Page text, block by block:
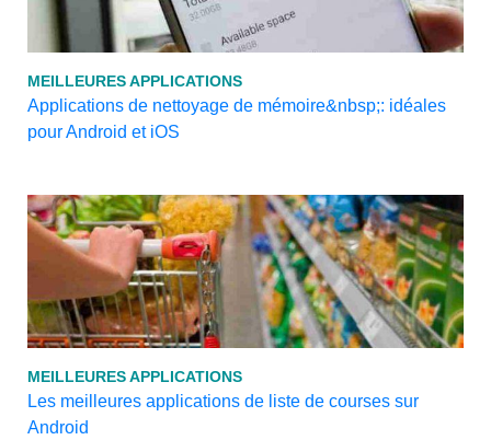
MEILLEURES APPLICATIONS
Applications de nettoyage de mémoire&nbsp;: idéales
pour Android et iOS
MEILLEURES APPLICATIONS
Les meilleures applications de liste de courses sur
Android